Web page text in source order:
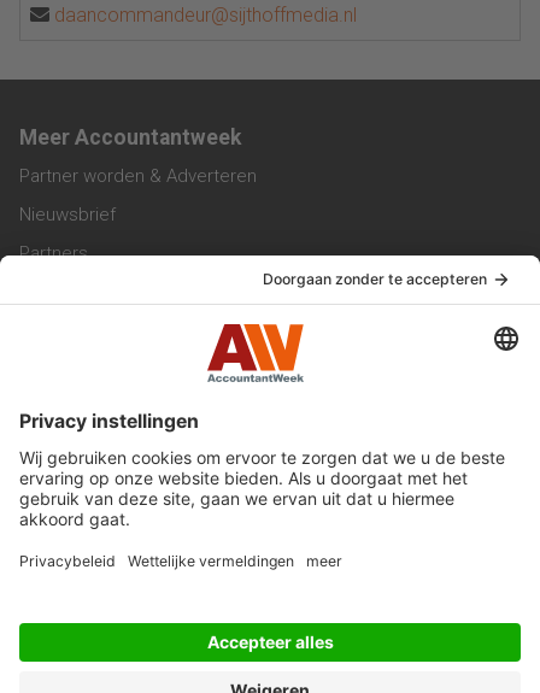
daancommandeur@sijthoffmedia.nl
Meer Accountantweek
Partner worden & Adverteren
Nieuwsbrief
Partners
Werken bij ons
Privacy Statement
Algemene Voorwaarden
Privacyinstellingen